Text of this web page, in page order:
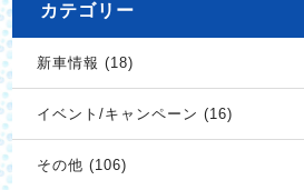
カテゴリー
新車情報 (18)
イベント/キャンペーン (16)
その他 (106)